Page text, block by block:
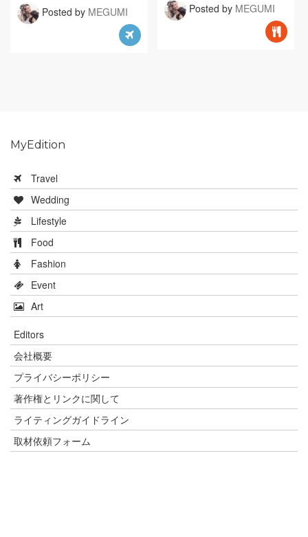
Posted by MEGUMI Posted by MEGUMI
MyEdition
Travel
Wedding
Lifestyle
Food
Fashion
Event
Art
Editors
会社概要
プライバシーポリシー
著作権とリンクに関して
ライティングガイドライン
取材依頼フォーム